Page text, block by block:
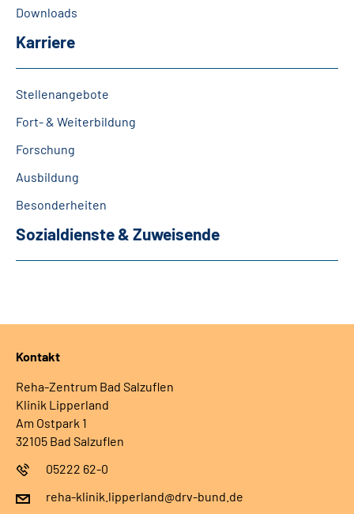
Downloads
Karriere
Stellenangebote
Fort- & Weiterbildung
Forschung
Ausbildung
Besonderheiten
Sozialdienste & Zuweisende
Kontakt
Reha-Zentrum Bad Salzuflen
Klinik Lipperland
Am Ostpark 1
32105 Bad Salzuflen
05222 62-0
reha-klinik.lipperland@drv-bund.de